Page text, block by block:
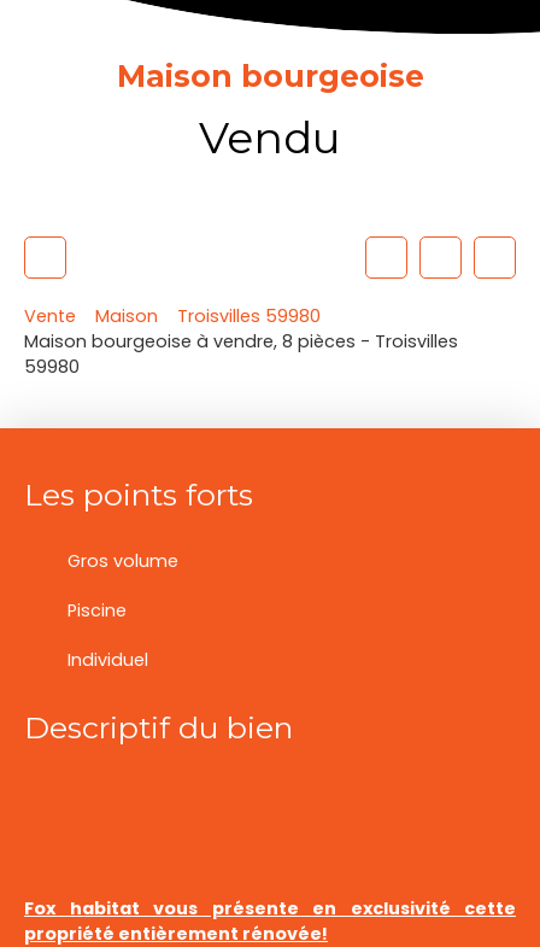
Maison bourgeoise
Vendu
Vente Maison
Troisvilles 59980
Maison bourgeoise à vendre, 8 pièces - Troisvilles
59980
Les points forts
Gros volume
Piscine
Individuel
Descriptif du bien
Fox habitat vous présente en exclusivité cette
propriété entièrement rénovée!